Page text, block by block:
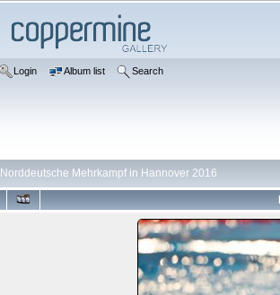
Login Album list Search
Norddeutsche Mehrkampf in Hannover 2016